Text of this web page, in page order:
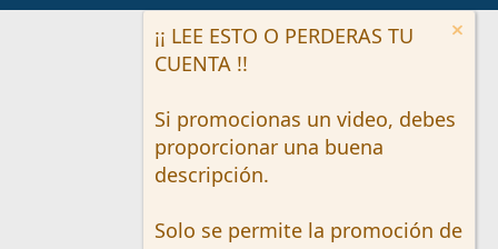
¡¡ LEE ESTO O PERDERAS TU
CUENTA !!
Si promocionas un video, debes
proporcionar una buena
descripción.
Solo se permite la promoción de